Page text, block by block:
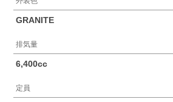
GRANITE
排気量
6,400cc
定員